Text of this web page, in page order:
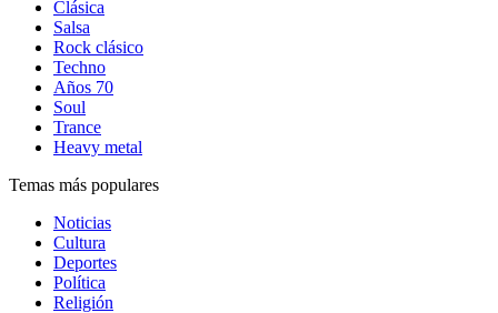
Clásica
Salsa
Rock clásico
Techno
Años 70
Soul
Trance
Heavy metal
Temas más populares
Noticias
Cultura
Deportes
Política
Religión